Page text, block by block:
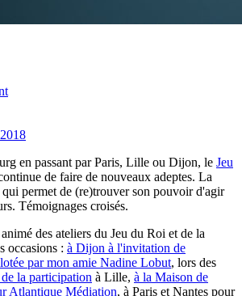
en passant par Paris, Lille ou Dijon, le Jeu
de faire de nouveaux adeptes. La
permet de (re)trouver son pouvoir d'agir
Témoignages croisés.
des ateliers du Jeu du Roi et de la
occasions : à Dijon à l'invitation de
par mon amie Nadine Lobut, lors des
la participation à Lille, à la Maison de
Atlantique Médiation, à Paris et Nantes pour